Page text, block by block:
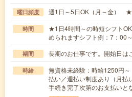
曜日頻度 週1日～5日OK（月～金） ★
時間
★1日4時間～の時短シフト
められますシフト例：7：00
期間 長期のお仕事です。開始日
時給
無資格未経験：時給1250円
払い／週払い制度あり（月払
手続き完了次第のお支払いと